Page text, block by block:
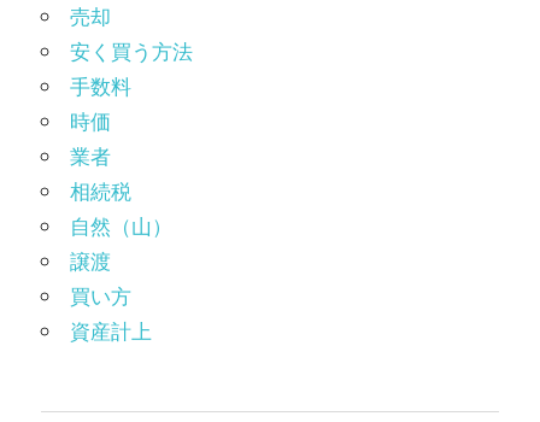
売却
安く買う方法
手数料
時価
業者
相続税
自然（山）
譲渡
買い方
資産計上